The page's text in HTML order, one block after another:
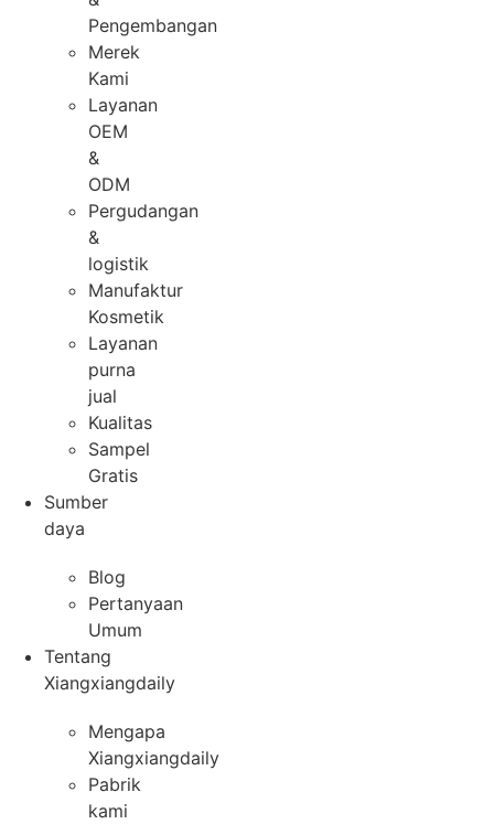
Pengembangan
Merek
Kami
Layanan
OEM
&
ODM
Pergudangan
&
logistik
Manufaktur
Kosmetik
Layanan
purna
jual
Kualitas
Sampel
Gratis
Sumber
daya
Blog
Pertanyaan
Umum
Tentang
Xiangxiangdaily
Mengapa
Xiangxiangdaily
Pabrik
kami